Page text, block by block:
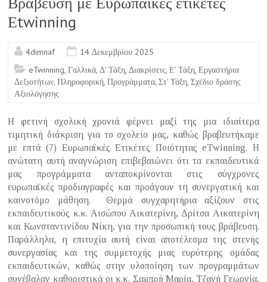
o
Εtwinning
4dimnaf
14 Δεκεμβρίου 2025
eTwinning,Γαλλικά,Δ' Τάξη,Διακρίσεις,Ε' Τάξη,Εργαστήρια
Δεξιοτήτων,Πληροφορική,Προγράμματα,Στ' Τάξη,Σχέδιο δράσης
Αξιολόγησης
Η φετινή σχολική χρονιά φέρνει μαζί της μια ιδιαίτερα
τιμητική διάκριση για το σχολείο μας, καθώς βραβευτήκαμε
με επτά (7) Ευρωπαϊκές Ετικέτες Ποιότητας eTwinning. Η
ανώτατη αυτή αναγνώριση επιβεβαιώνει ότι τα εκπαιδευτικά
μας προγράμματα ανταποκρίνονται στις σύγχρονες
ευρωπαϊκές προδιαγραφές και προάγουν τη συνεργατική και
καινοτόμο μάθηση. Θερμά συγχαρητήρια αξίζουν στις
εκπαιδευτικούς κ.κ. Αισώπου Αικατερίνη, Δρίτσα Αικατερίνη
και Κωνσταντινίδου Νίκη, για την προσωπική τους βράβευση.
Παράλληλα, η επιτυχία αυτή είναι αποτέλεσμα της στενής
συνεργασίας και της συμμετοχής μιας ευρύτερης ομάδας
εκπαιδευτικών, καθώς στην υλοποίηση των προγραμμάτων
συνέβαλαν καθοριστικά οι κ.κ. Σαμπρή Μαρία, Τζανή Γεωργία,